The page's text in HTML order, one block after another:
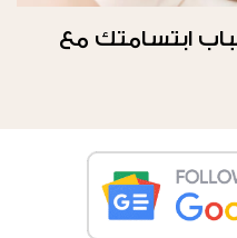
ابتسامتك مع